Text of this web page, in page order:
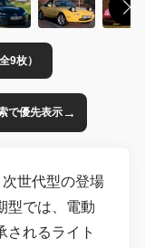
9枚）
で優先表示→
次世代型の登場
型では、電動
されるライト